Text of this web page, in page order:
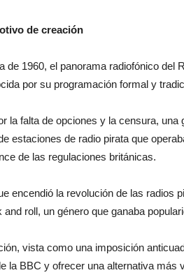
de creación
de 1960, el panorama radiofónico del
por su programación formal y
la falta de opciones y la censura,
estaciones de radio pirata que
de las regulaciones británicas.
encendió la revolución de las radios
and roll, un género que ganaba
vista como una imposición
la BBC y ofrecer una alternativa más